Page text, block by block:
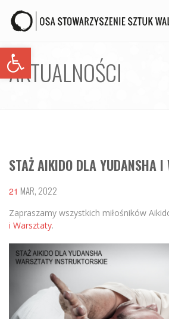
Open toolbar
ZAPISY
AKTUALNOŚCI
STAŻ AIKIDO DLA YUDANSHA I
21 MAR, 2022
Zapraszamy wszystkich miłośników
i Warsztaty.